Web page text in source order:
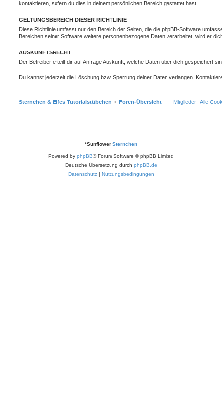
kontaktieren, sofern du dies in deinem persönlichen Bereich gestattet hast.
GELTUNGSBEREICH DIESER RICHTLINIE
Diese Richtlinie umfasst nur den Bereich der Seiten, die die phpBB-Software
Bereichen seiner Software weitere personenbezogene Daten verarbeitet, wird er
AUSKUNFTSRECHT
Der Betreiber erteilt dir auf Anfrage Auskunft, welche Daten über dich gespeichert
Du kannst jederzeit die Löschung bzw. Sperrung deiner Daten verlangen.
Sternchen & Elfes Tutorialstübchen Foren-Übersicht Alle
Mitglieder
*Sunflower Sternchen
Powered by phpBB® Forum Software © phpBB Limited
Deutsche Übersetzung durch phpBB.de
Datenschutz | Nutzungsbedingungen